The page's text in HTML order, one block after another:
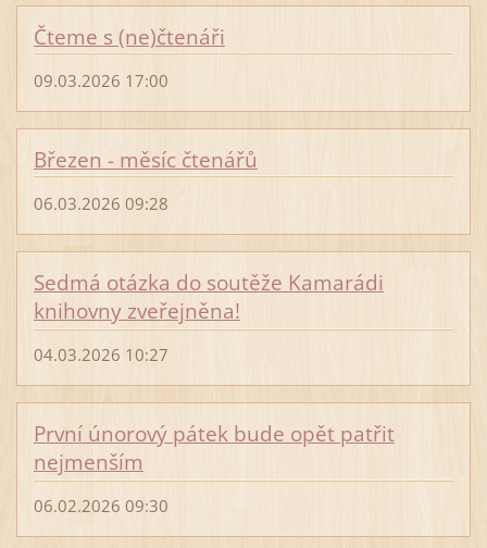
Čteme s (ne)čtenáři
09.03.2026 17:00
Březen - měsíc čtenářů
06.03.2026 09:28
Sedmá otázka do soutěže Kamarádi
knihovny zveřejněna!
04.03.2026 10:27
První únorový pátek bude opět patřit
nejmenším
06.02.2026 09:30